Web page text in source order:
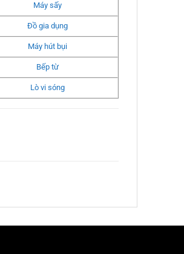
Máy sấy
Đồ gia dụng
Máy hút bụi
Bếp từ
Lò vi sóng